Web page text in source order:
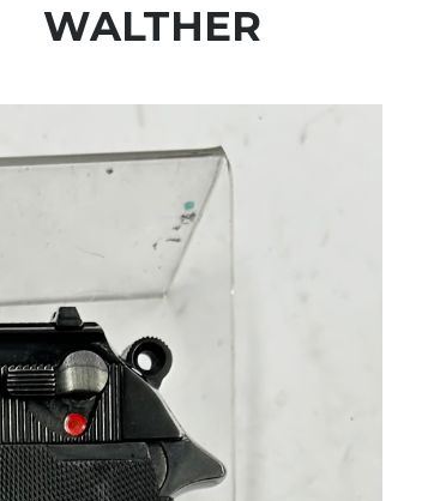
WALTHER